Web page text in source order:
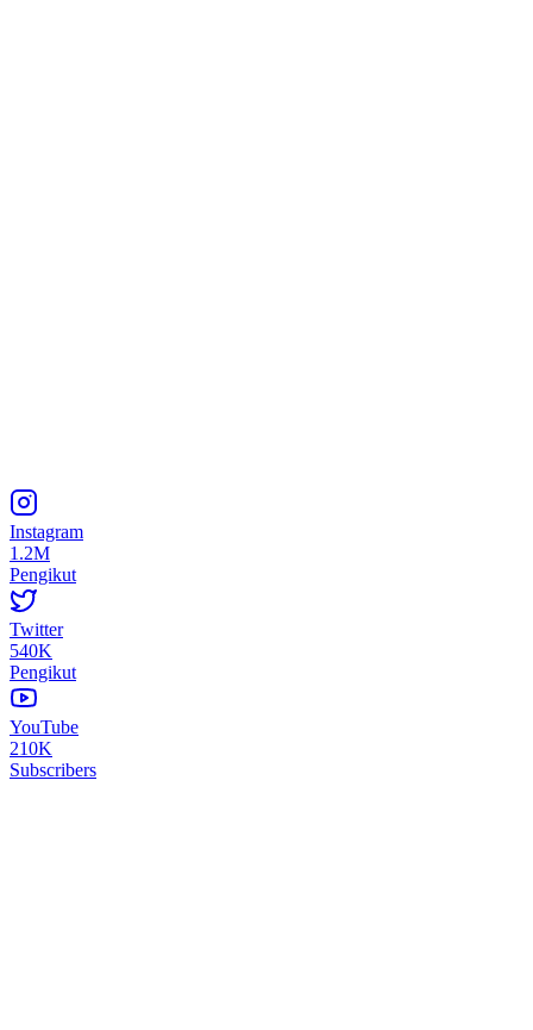
Instagram
1.2M
Pengikut
Twitter
540K
Pengikut
YouTube
210K
Subscribers